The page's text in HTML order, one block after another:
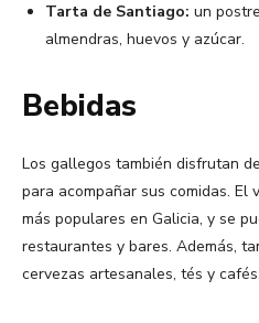
Tarta de Santiago: un
almendras, huevos y azúcar.
Bebidas
Los gallegos también disfrutan
para acompañar sus comidas. El
más populares en Galicia, y se
restaurantes y bares. Además,
cervezas artesanales, tés y cafés.